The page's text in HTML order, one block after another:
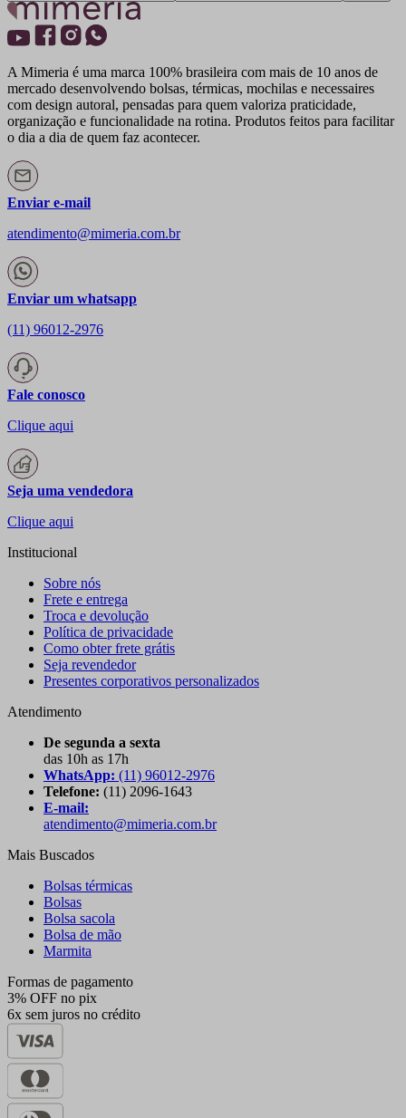
A Mimeria é uma marca 100% brasileira com mais de 10 anos de
mercado desenvolvendo bolsas, térmicas, mochilas e necessaires
com design autoral, pensadas para quem valoriza praticidade,
organização e funcionalidade na rotina. Produtos feitos para facilitar
o dia a dia de quem faz acontecer.
Enviar e-mail
atendimento@mimeria.com.br
Enviar um whatsapp
(11) 96012-2976
Fale conosco
Clique aqui
Seja uma vendedora
Clique aqui
Institucional
Sobre nós
Frete e entrega
Troca e devolução
Política de privacidade
Como obter frete grátis
Seja revendedor
Presentes corporativos personalizados
Atendimento
De segunda a sexta
das 10h as 17h
WhatsApp: (11) 96012-2976
Telefone: (11) 2096-1643
E-mail:
atendimento@mimeria.com.br
Mais Buscados
Bolsas térmicas
Bolsas
Bolsa sacola
Bolsa de mão
Marmita
Formas de pagamento
3% OFF no pix
6x sem juros no crédito